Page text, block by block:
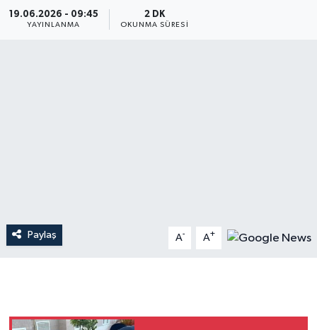
19.06.2026 - 09:45
YAYINLANMA
2 DK
OKUNMA SÜRESI
Paylaş A- A+